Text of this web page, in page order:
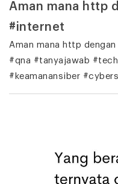
Aman mana http
#internet
Aman mana http
#qna #tanyajawab
#keamanansiber